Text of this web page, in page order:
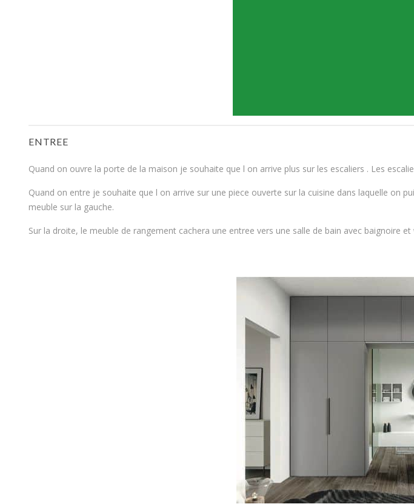
ENTREE
Quand on ouvre la porte de la maison je souhaite que l on arrive plus sur les escaliers . Les
Quand on entre je souhaite que l on arrive sur une piece ouverte sur la cuisine dans laquelle on
meuble sur la gauche.
Sur la droite, le meuble de rangement cachera une entree vers une salle de bain avec baignoire